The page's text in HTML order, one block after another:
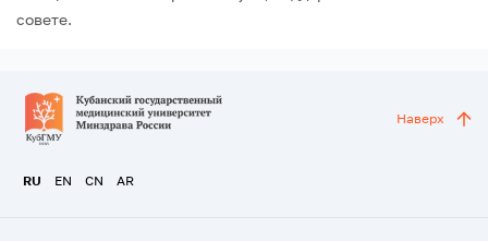
совете.
RU EN CN AR
Наверх